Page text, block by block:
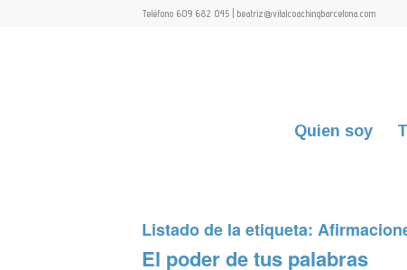
Teléfono 609 682 045 | beatriz@vitalcoachingbarcelona.com
Quien soy
Listado de la etiqueta:
El poder de tus palabras